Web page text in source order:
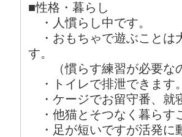
■性格・暮らし
・人慣らし中です。
・おもちゃで遊ぶことは
す。
（慣らす練習が必要な
・トイレで排泄できます
・ケージでお留守番、就
・他猫とそつなく暮らす
・足が短いですが活発に